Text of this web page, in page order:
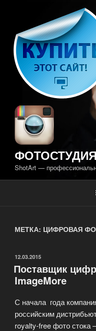
содержимому
ФОТОСТУДИЯ
ShotArt —
МЕТКА: ЦИФРОВАЯ
ОПУБЛИКОВАНО
12.03.2015
Поставщик
ImageMore
С начала года
российским
royalty-free фото стока